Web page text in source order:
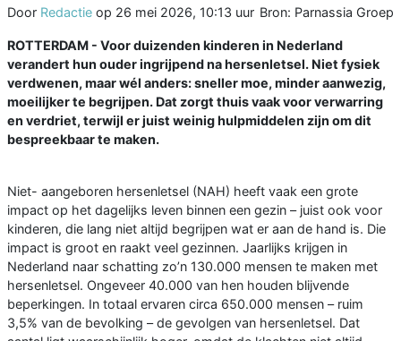
Door Redactie op 26 mei 2026, 10:13 uur Bron: Parnassia Groep
ROTTERDAM - Voor duizenden kinderen in Nederland
verandert hun ouder ingrijpend na hersenletsel. Niet fysiek
verdwenen, maar wél anders: sneller moe, minder aanwezig,
moeilijker te begrijpen. Dat zorgt thuis vaak voor verwarring
en verdriet, terwijl er juist weinig hulpmiddelen zijn om dit
bespreekbaar te maken.
Niet- aangeboren hersenletsel (NAH) heeft vaak een grote
impact op het dagelijks leven binnen een gezin – juist ook voor
kinderen, die lang niet altijd begrijpen wat er aan de hand is. Die
impact is groot en raakt veel gezinnen. Jaarlijks krijgen in
Nederland naar schatting zo’n 130.000 mensen te maken met
hersenletsel. Ongeveer 40.000 van hen houden blijvende
beperkingen. In totaal ervaren circa 650.000 mensen – ruim
3,5% van de bevolking – de gevolgen van hersenletsel. Dat